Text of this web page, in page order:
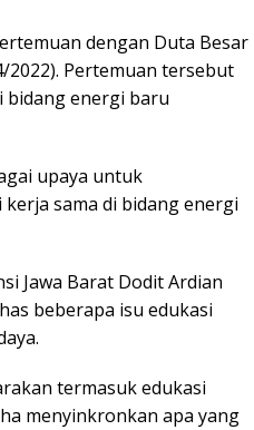
dengan Duta Besar
2022). Pertemuan tersebut
bidang energi baru
upaya untuk
sama di bidang energi
Jawa Barat Dodit Ardian
beberapa isu edukasi
termasuk edukasi
menyinkronkan apa yang